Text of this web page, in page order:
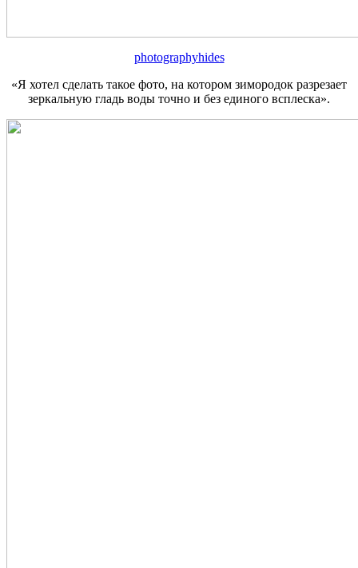
photographyhides
«Я хотел сделать такое фото, на котором зимородок разрезает
зеркальную гладь воды точно и без единого всплеска».